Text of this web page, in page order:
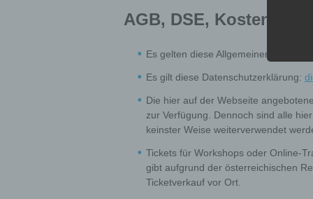
AGB, DSE, Kosten und
Es gelten diese Allgemeinen
Es gilt diese Datenschutzerklärung:
Die hier auf der Webseite
zur Verfügung. Dennoch sind alle
keinster Weise weiterverwendet
Tickets für Workshops oder Online-
gibt aufgrund der österreichischen
Ticketverkauf vor Ort.
of
g)
the
and